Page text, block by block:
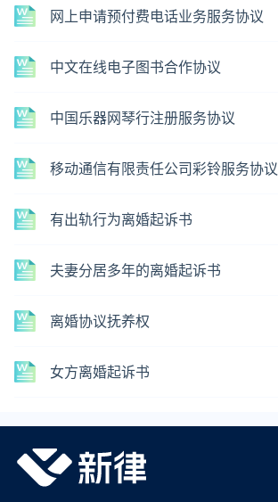
网上申请预付费电话业务服务协议
中文在线电子图书合作协议
中国乐器网琴行注册服务协议
移动通信有限责任公司彩铃服务协议
有出轨行为离婚起诉书
夫妻分居多年的离婚起诉书
离婚协议抚养权
女方离婚起诉书